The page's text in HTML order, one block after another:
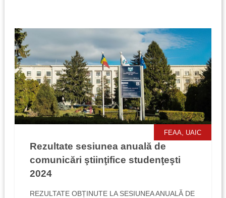
FEAA UAIC
Rezultate sesiunea anuală de
comunicări ştiinţifice studenţeşti
2024
REZULTATE OBȚINUTE LA SESIUNEA ANUALĂ DE